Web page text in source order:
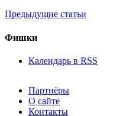
Предыдущие статьи
Фишки
Календарь в RSS
Партнёры
О сайте
Контакты